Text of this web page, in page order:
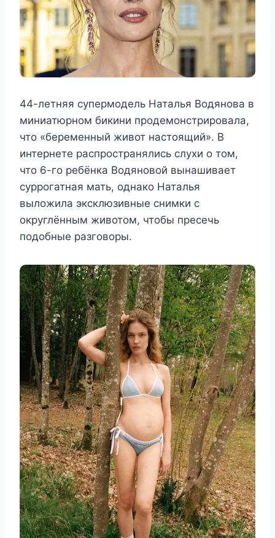
44-летняя супермодель Наталья Водянова в
миниатюрном бикини продемонстрировала,
что «беременный живот настоящий». В
интернете распространялись слухи о том,
что 6-го ребёнка Водяновой вынашивает
суррогатная мать, однако Наталья
выложила эксклюзивные снимки с
округлённым животом, чтобы пресечь
подобные разговоры.